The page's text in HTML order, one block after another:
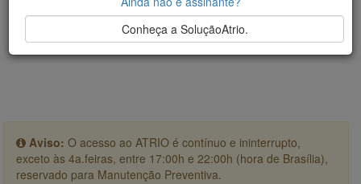
Aviso: O acesso ao ATRIO é contínuo e ininterrupto,
exceto às 4a.feiras, entre 17:00h e 22:00h (hora de Brasília),
reservado para Manutenção Preventiva.
Conheça a SoluçãoAtrio.